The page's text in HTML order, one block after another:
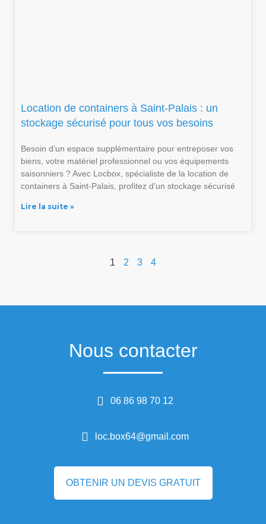
Location de containers à Saint-Palais : un
stockage sécurisé pour tous vos besoins
Besoin d’un espace supplémentaire pour entreposer vos
biens, votre matériel professionnel ou vos équipements
saisonniers ? Avec Locbox, spécialiste de la location de
containers à Saint-Palais, profitez d’un stockage sécurisé
Lire la suite »
1 2 3 4
Nous contacter
06 86 98 70 12
loc.box64@gmail.com
OBTENIR UN DEVIS GRATUIT